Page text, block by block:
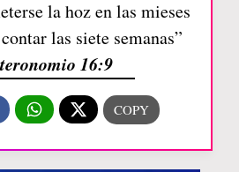
la hoz en las mieses
las siete semanas”
16:9